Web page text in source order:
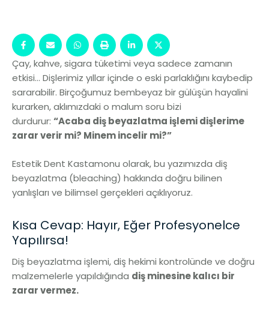
Çay, kahve, sigara tüketimi veya sadece zamanın
etkisi… Dişlerimiz yıllar içinde o eski parlaklığını kaybedip
sararabilir. Birçoğumuz bembeyaz bir gülüşün hayalini
kurarken, aklımızdaki o malum soru bizi
durdurur: “Acaba diş beyazlatma işlemi dişlerime
zarar verir mi? Minem incelir mi?”
Estetik Dent Kastamonu olarak, bu yazımızda diş
beyazlatma (bleaching) hakkında doğru bilinen
yanlışları ve bilimsel gerçekleri açıklıyoruz.
Kısa Cevap: Hayır, Eğer Profesyonelce
Yapılırsa!
Diş beyazlatma işlemi, diş hekimi kontrolünde ve doğru
malzemelerle yapıldığında diş minesine kalıcı bir
zarar vermez.